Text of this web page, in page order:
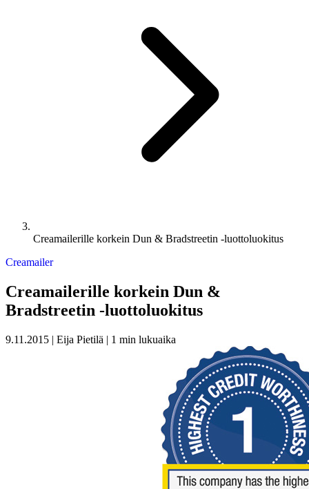
Creamailerille korkein Dun & Bradstreetin -luottoluokitus
Creamailer
Creamailerille korkein Dun &
Bradstreetin -luottoluokitus
9.11.2015 | Eija Pietilä | 1 min lukuaika